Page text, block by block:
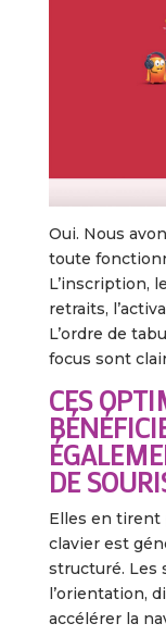
Oui. Nous
toute
L’inscription,
retraits,
L’ordre de
focus sont
CES
DE
Elles en tirent
clavier est
structuré. Les
l’orientation,
accélérer la